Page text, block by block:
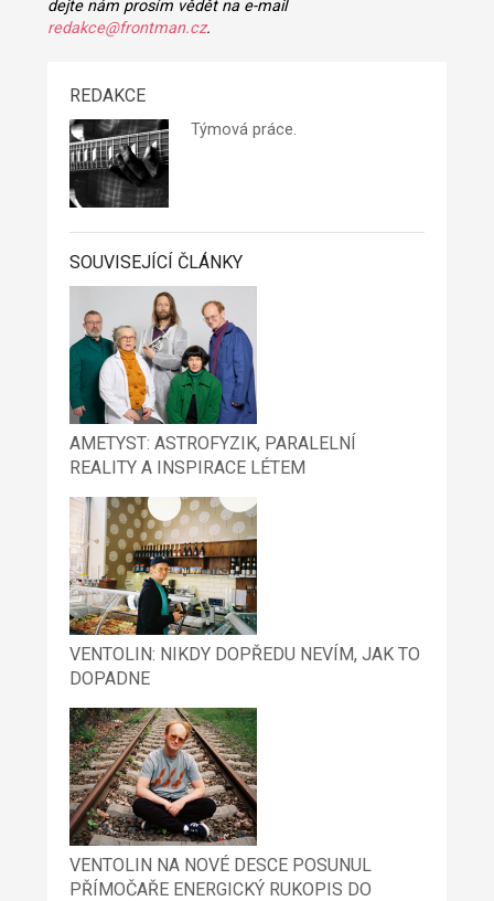
dejte nám prosím vědět na e-mail
redakce@frontman.cz.
REDAKCE
Týmová práce.
SOUVISEJÍCÍ ČLÁNKY
AMETYST: ASTROFYZIK, PARALELNÍ
REALITY A INSPIRACE LÉTEM
VENTOLIN: NIKDY DOPŘEDU NEVÍM, JAK TO
DOPADNE
VENTOLIN NA NOVÉ DESCE POSUNUL
PŘÍMOČAŘE ENERGICKÝ RUKOPIS DO